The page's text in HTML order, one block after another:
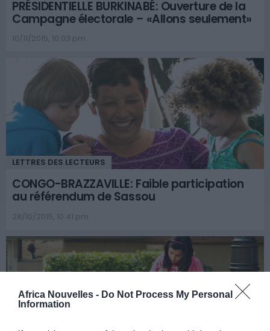
Africa Nouvelles - Do Not Process My Personal
Information
PRÉSIDENTIELLE BURKINABÉ: Ouverture de la
Campagne électorale – «Allons seulement»
10/11/2015, 10:03 pm
LETTRES DES LECTEURS
CONGO-BRAZZAVILLE: Faible participation
au référendum de Sassou
28/10/2015, 10:41 pm